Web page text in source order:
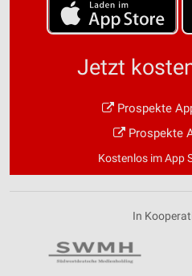
Jetzt
Prospekte
Prospekte
Kostenlos im App
In